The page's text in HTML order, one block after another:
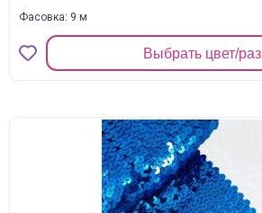
Фасовка: 9 м
Выбрать цвет/